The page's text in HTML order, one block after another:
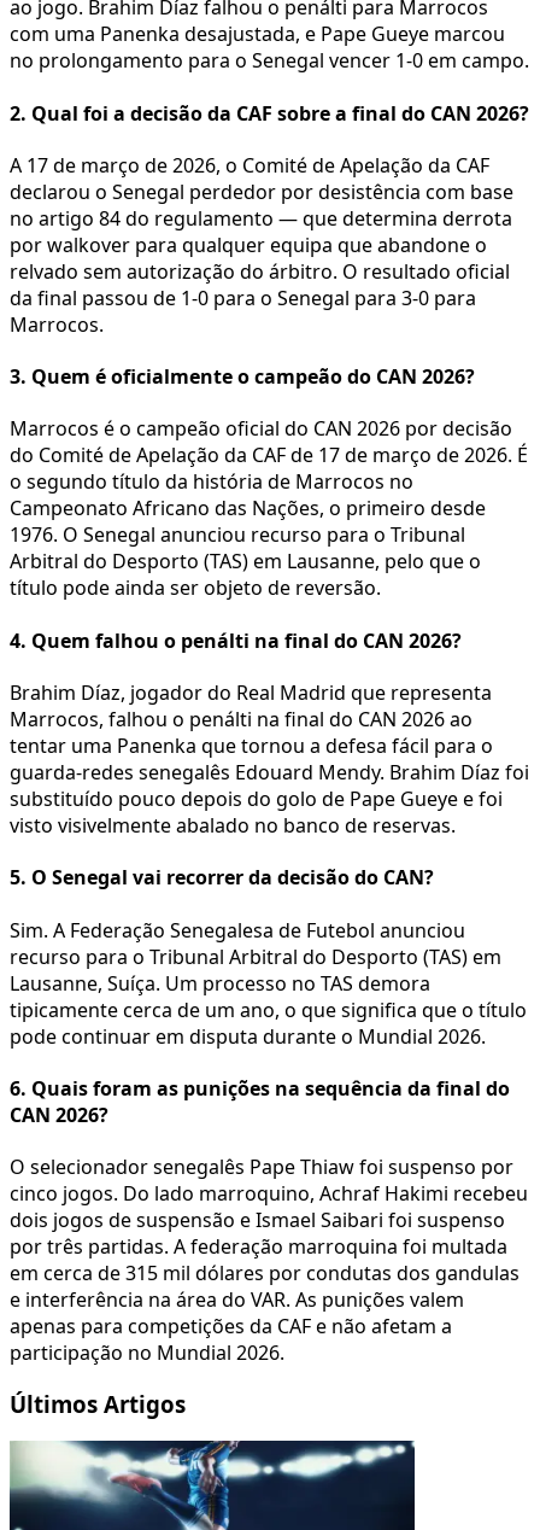
ao jogo. Brahim Díaz falhou o penálti para Marrocos
com uma Panenka desajustada, e Pape Gueye marcou
no prolongamento para o Senegal vencer 1-0 em campo.
2. Qual foi a decisão da CAF sobre a final do CAN 2026?
A 17 de março de 2026, o Comité de Apelação da CAF
declarou o Senegal perdedor por desistência com base
no artigo 84 do regulamento — que determina derrota
por walkover para qualquer equipa que abandone o
relvado sem autorização do árbitro. O resultado oficial
da final passou de 1-0 para o Senegal para 3-0 para
Marrocos.
3. Quem é oficialmente o campeão do CAN 2026?
Marrocos é o campeão oficial do CAN 2026 por decisão
do Comité de Apelação da CAF de 17 de março de 2026. É
o segundo título da história de Marrocos no
Campeonato Africano das Nações, o primeiro desde
1976. O Senegal anunciou recurso para o Tribunal
Arbitral do Desporto (TAS) em Lausanne, pelo que o
título pode ainda ser objeto de reversão.
4. Quem falhou o penálti na final do CAN 2026?
Brahim Díaz, jogador do Real Madrid que representa
Marrocos, falhou o penálti na final do CAN 2026 ao
tentar uma Panenka que tornou a defesa fácil para o
guarda-redes senegalês Edouard Mendy. Brahim Díaz foi
substituído pouco depois do golo de Pape Gueye e foi
visto visivelmente abalado no banco de reservas.
5. O Senegal vai recorrer da decisão do CAN?
Sim. A Federação Senegalesa de Futebol anunciou
recurso para o Tribunal Arbitral do Desporto (TAS) em
Lausanne, Suíça. Um processo no TAS demora
tipicamente cerca de um ano, o que significa que o título
pode continuar em disputa durante o Mundial 2026.
6. Quais foram as punições na sequência da final do
CAN 2026?
O selecionador senegalês Pape Thiaw foi suspenso por
cinco jogos. Do lado marroquino, Achraf Hakimi recebeu
dois jogos de suspensão e Ismael Saibari foi suspenso
por três partidas. A federação marroquina foi multada
em cerca de 315 mil dólares por condutas dos gandulas
e interferência na área do VAR. As punições valem
apenas para competições da CAF e não afetam a
participação no Mundial 2026.
Últimos Artigos